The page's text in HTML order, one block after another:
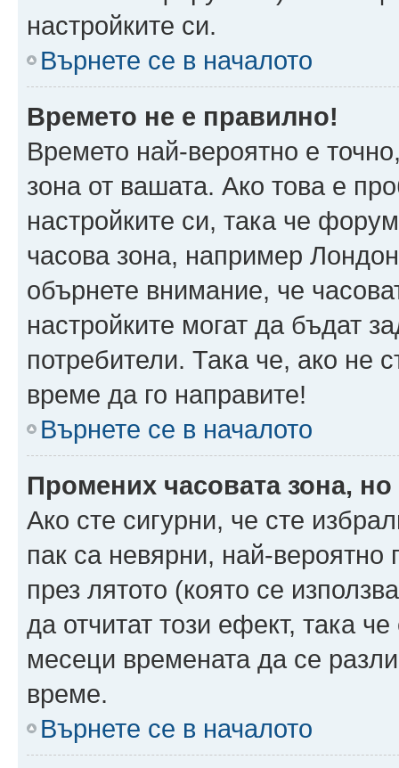
настройките си.
Върнете се в началото
Времето не е правилно!
Времето най-вероятно е
зона от вашата. Ако това е
настройките си, така че
часова зона, например
обърнете внимание, че
настройките могат да бъдат
потребители. Така че, ако не
време да го направите!
Върнете се в началото
Промених часовата зона,
Ако сте сигурни, че сте
пак са невярни, най-
през лятото (която се
да отчитат този ефект, така
месеци времената да се
време.
Върнете се в началото